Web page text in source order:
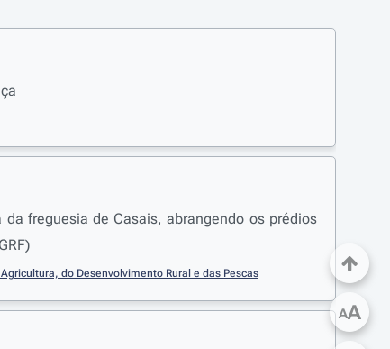
freguesia de Casais, abrangendo os prédios
do Desenvolvimento Rural e das Pescas
AA